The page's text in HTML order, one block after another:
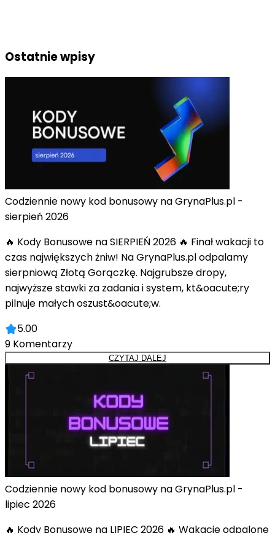
Ostatnie wpisy
Codziennie nowy kod bonusowy na GrynaPlus.pl -
sierpień 2026
🔥 Kody Bonusowe na SIERPIEŃ 2026 🔥 Finał wakacji to
czas największych żniw! Na GrynaPlus.pl odpalamy
sierpniową Złotą Gorączkę. Najgrubsze dropy,
najwyższe stawki za zadania i system, kt&oacute;ry
pilnuje małych oszust&oacute;w.
5.00
9 Komentarzy
CZYTAJ DALEJ
Codziennie nowy kod bonusowy na GrynaPlus.pl -
lipiec 2026
🔥 Kody Bonusowe na LIPIEC 2026 🔥 Wakacje odpalone